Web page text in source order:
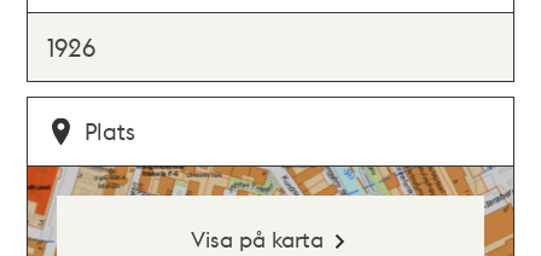
1926
Plats
Visa på karta